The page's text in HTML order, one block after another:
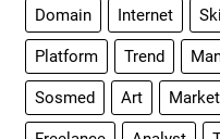
Domain Internet
Platform Trend
Sosmed Art